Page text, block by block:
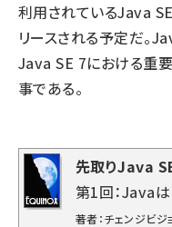
利用されているJava
リースされる予定だ。
Java SE 7における重
事である。
先取りJava
第1回：Java
著者：チェンジビ